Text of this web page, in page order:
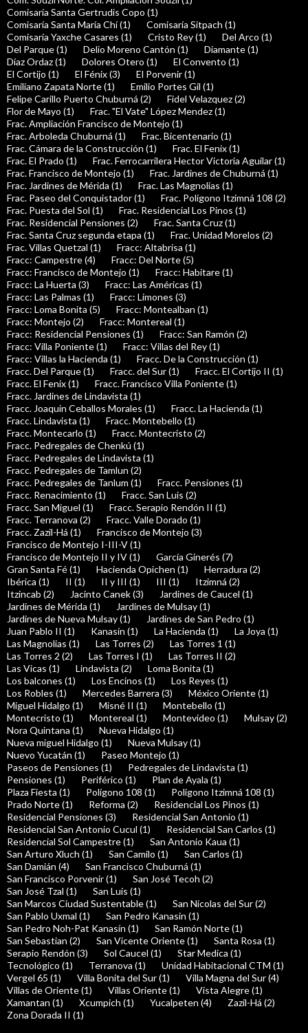
Comisaría Santa Gertrudis Copo (1)
Comisaría Santa María Chí (1)
Comisaría Sitpach (1)
Comisaría Yaxche Casares (1)
Cristo Rey (1)
Del Arco (1)
Del Parque (1)
Delio Moreno Cantón (1)
Diamante (1)
Díaz Ordaz (1)
Dolores Otero (1)
El Convento (1)
El Cortijo (1)
El Fénix (3)
El Porvenir (1)
Emiliano Zapata Norte (1)
Emilio Portes Gil (1)
Felipe Carillo Puerto Chuburná (2)
Fidel Velazquez (2)
Flor de Mayo (1)
Frac. "El Vate" López Mendez (1)
Frac. Ampliación Francisco de Montejo (1)
Frac. Arboleda Chuburná (1)
Frac. Bicentenario (1)
Frac. Cámara de la Construcción (1)
Frac. El Fenix (1)
Frac. El Prado (1)
Frac. Ferrocarrilera Hector Victoria Aguilar (1)
Frac. Francisco de Montejo (1)
Frac. Jardines de Chuburná (1)
Frac. Jardines de Mérida (1)
Frac. Las Magnolias (1)
Frac. Paseo del Conquistador (1)
Frac. Polígono Itzimná 108 (2)
Frac. Puesta del Sol (1)
Frac. Residencial Los Pinos (1)
Frac. Residencial Pensiones (2)
Frac. Santa Cruz (1)
Frac. Santa Cruz segunda etapa (1)
Frac. Unidad Morelos (2)
Frac. Villas Quetzal (1)
Fracc: Altabrisa (1)
Fracc: Campestre (4)
Fracc: Del Norte (5)
Fracc: Francisco de Montejo (1)
Fracc: Habitare (1)
Fracc: La Huerta (3)
Fracc: Las Américas (1)
Fracc: Las Palmas (1)
Fracc: Limones (3)
Fracc: Loma Bonita (5)
Fracc: Montealban (1)
Fracc: Montejo (2)
Fracc: Montereal (1)
Fracc: Residencial Pensiones (1)
Fracc: San Ramón (2)
Fracc: Villa Poniente (1)
Fracc: Villas del Rey (1)
Fracc: Villas la Hacienda (1)
Fracc. De la Construcción (1)
Fracc. Del Parque (1)
Fracc. del Sur (1)
Fracc. El Cortijo II (1)
Fracc. El Fenix (1)
Fracc. Francisco Villa Poniente (1)
Fracc. Jardines de Lindavista (1)
Fracc. Joaquin Ceballos Morales (1)
Fracc. La Hacienda (1)
Fracc. Lindavista (1)
Fracc. Montebello (1)
Fracc. Montecarlo (1)
Fracc. Montecristo (2)
Fracc. Pedregales de Chenkú (1)
Fracc. Pedregales de Lindavista (1)
Fracc. Pedregales de Tamlun (2)
Fracc. Pedregales de Tanlum (1)
Fracc. Pensiones (1)
Fracc. Renacimiento (1)
Fracc. San Luis (2)
Fracc. San Miguel (1)
Fracc. Serapio Rendón II (1)
Fracc. Terranova (2)
Fracc. Valle Dorado (1)
Fracc. Zazil-Há (1)
Francisco de Montejo (3)
Francisco de Montejo I-III-V (1)
Francisco de Montejo II y IV (1)
García Ginerés (7)
Gran Santa Fé (1)
Hacienda Opichen (1)
Herradura (2)
Ibérica (1)
II (1) II y III (1) III (1)
Itzimná (2)
Itzincab (2)
Jacinto Canek (3)
Jardines de Caucel (1)
Jardines de Mérida (1)
Jardines de Mulsay (1)
Jardines de Nueva Mulsay (1)
Jardines de San Pedro (1)
Juan Pablo II (1)
Kanasín (1) La Hacienda (1)
La Joya (1)
Las Magnolias (1)
Las Torres (2)
Las Torres 1 (1)
Las Torres 2 (2)
Las Torres I (1)
Las Torres II (2)
Las Vicas (1)
Lindavista (2)
Loma Bonita (1)
Los balcones (1)
Los Encinos (1)
Los Reyes (1)
Los Robles (1)
Mercedes Barrera (3)
México Oriente (1)
Miguel Hidalgo (1)
Misné II (1)
Montebello (1)
Montecristo (1)
Montereal (1) Montevideo (1)
Mulsay (2)
Nora Quintana (1)
Nueva Hidalgo (1)
Nueva miguel Hidalgo (1)
Nueva Mulsay (1)
Nuevo Yucatán (1)
Paseo Montejo (1)
Paseos de Pensiones (1)
Pedregales de Lindavista (1)
Pensiones (1)
Periférico (1)
Plan de Ayala (1)
Plaza Fiesta (1)
Polígono 108 (1)
Poligono Itzimná 108 (1)
Prado Norte (1)
Reforma (2)
Residencial Los Pinos (1)
Residencial Pensiones (3)
Residencial San Antonio (1)
Residencial San Antonio Cucul (1)
Residencial San Carlos (1)
Residencial Sol Campestre (1)
San Antonio Kaua (1)
San Arturo Xluch (1)
San Camilo (1)
San Carlos (1)
San Damián (4)
San Francisco Chuburná (1)
San Francisco Porvenir (1)
San José Tecoh (2)
San José Tzal (1)
San Luis (1)
San Marcos Ciudad Sustentable (1)
San Nicolas del Sur (2)
San Pablo Uxmal (1)
San Pedro Kanasin (1)
San Pedro Noh-Pat Kanasín (1)
San Ramón Norte (1)
San Sebastian (2)
San Vicente Oriente (1)
Santa Rosa (1)
Serapio Rendón (3)
Sol Caucel (1)
Star Medica (1)
Tecnológico (1)
Terranova (1)
Unidad Habitacional CTM (1)
Vergel 65 (1)
Villa Bonita del Sur (1)
Villa Magna del Sur (4)
Villas de Oriente (1)
Villas Oriente (1)
Vista Alegre (1)
Xamantan (1)
Xcumpich (1) Yucalpeten (4)
Zazil-Há (2)
Zona Dorada II (1)